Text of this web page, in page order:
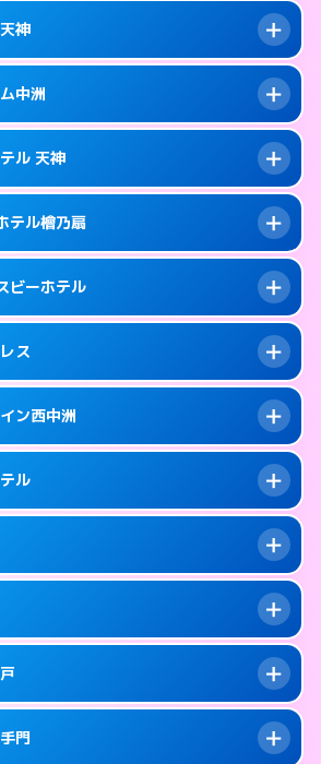
区大名2-6-60
詳細ページを見る →
により派遣できません。
1045
区西中洲1-16
詳細ページを見る →
により派遣できません。
1045
区渡辺通5-15-14
詳細ページを見る →
神
ドキーにつきホテルの入り口で
詳細ページを見る →
中洲
が直接お部屋まで伺います。
3131
区渡辺通5-7-22
詳細ページを見る →
ル 天神
ドキーにつきホテルの入り口で
詳細ページを見る →
テル檜乃扇
できません。
0080
区清川2-6-23
詳細ページを見る →
ビーホテル
できません。
6600
区長浜1-2-24
詳細ページを見る →
ス
により派遣できません。
1112
区天神4-8-15
詳細ページを見る →
ン西中洲
が直接お部屋まで伺います。
1100
区西中洲5-10
詳細ページを見る →
ル
ドキーにつきホテルの入り口で
詳細ページを見る →
が直接お部屋まで伺います。
2121
区高砂1-1-18
ドキーにつきホテルの入り口で
門